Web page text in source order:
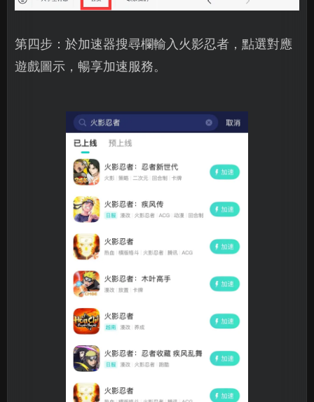
第四步：於加速器搜尋欄輸入火影忍者，點選對應
遊戲圖示，暢享加速服務。